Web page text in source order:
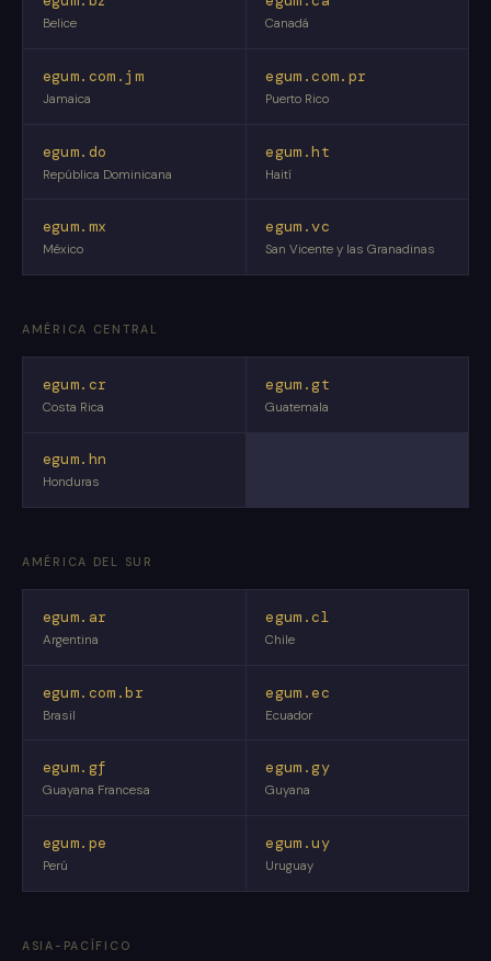
Belice Canadá
egum.com.jm
Jamaica
egum.com.pr
Puerto Rico
egum.do
República Dominicana
egum.ht
Haití
egum.mx
México
egum.vc
San Vicente y las Granadinas
AMÉRICA CENTRAL
egum.cr
Costa Rica
egum.gt
Guatemala
egum.hn
Honduras
AMÉRICA DEL SUR
egum.ar
Argentina
egum.cl
Chile
egum.com.br
Brasil
egum.ec
Ecuador
egum.gf
Guayana Francesa
egum.gy
Guyana
egum.pe
Perú
egum.uy
Uruguay
ASIA-PACÍFICO